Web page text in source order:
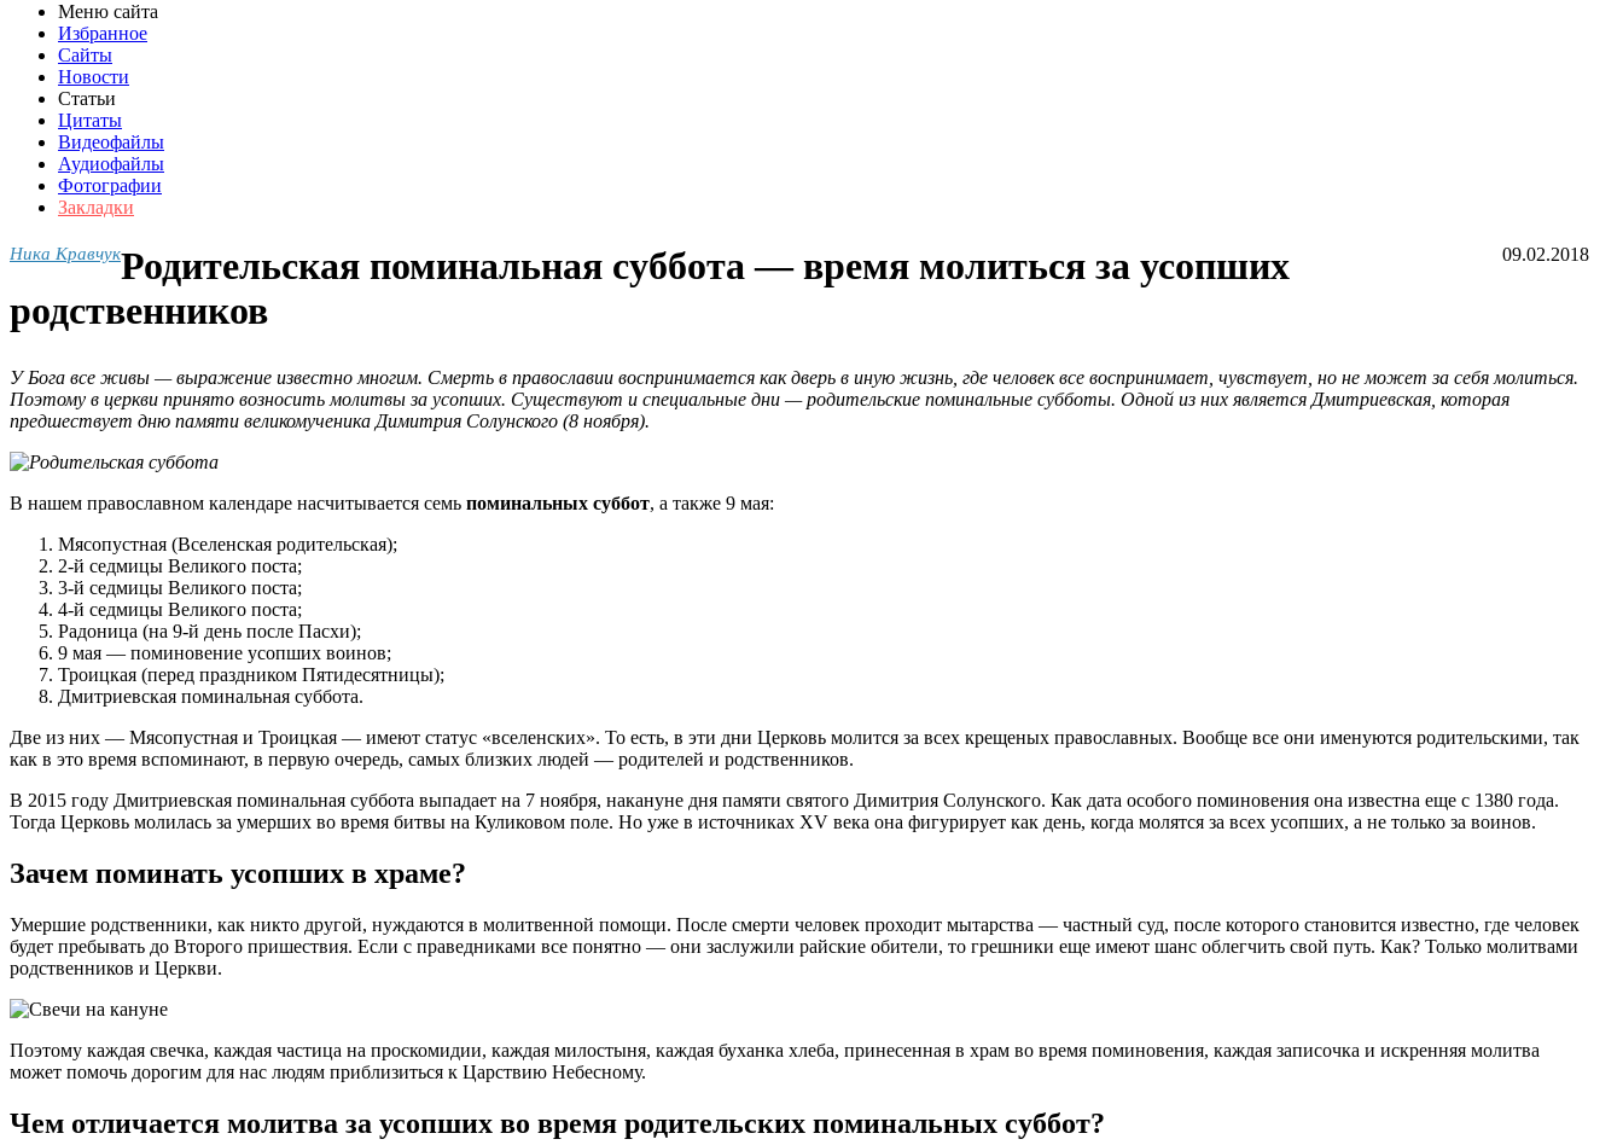
Меню сайта
Избранное
Сайты
Новости
Статьи
Цитаты
Видеофайлы
Аудиофайлы
Фотографии
Закладки
Ника Кравчук 09.02.2018
Родительская поминальная суббота — время молиться за усопших
родственников
У Бога все живы — выражение известно многим. Смерть в православии воспринимается как дверь в иную жизнь, где человек все воспринимает, чувствует, но не может за себя молиться.
Поэтому в церкви принято возносить молитвы за усопших. Существуют и специальные дни — родительские поминальные субботы. Одной из них является Дмитриевская, которая
предшествует дню памяти великомученика Димитрия Солунского (8 ноября).
В нашем православном календаре насчитывается семь поминальных суббот, а также 9 мая:
Мясопустная (Вселенская родительская);
2-й седмицы Великого поста;
3-й седмицы Великого поста;
4-й седмицы Великого поста;
Радоница (на 9-й день после Пасхи);
9 мая — поминовение усопших воинов;
Троицкая (перед праздником Пятидесятницы);
Дмитриевская поминальная суббота.
Две из них — Мясопустная и Троицкая — имеют статус «вселенских». То есть, в эти дни Церковь молится за всех крещеных православных. Вообще все они именуются родительскими, так
как в это время вспоминают, в первую очередь, самых близких людей — родителей и родственников.
В 2015 году Дмитриевская поминальная суббота выпадает на 7 ноября, накануне дня памяти святого Димитрия Солунского. Как дата особого поминовения она известна еще с 1380 года.
Тогда Церковь молилась за умерших во время битвы на Куликовом поле. Но уже в источниках XV века она фигурирует как день, когда молятся за всех усопших, а не только за воинов.
Зачем поминать усопших в храме?
Умершие родственники, как никто другой, нуждаются в молитвенной помощи. После смерти человек проходит мытарства — частный суд, после которого становится известно, где человек
будет пребывать до Второго пришествия. Если с праведниками все понятно — они заслужили райские обители, то грешники еще имеют шанс облегчить свой путь. Как? Только молитвами
родственников и Церкви.
Поэтому каждая свечка, каждая частица на проскомидии, каждая милостыня, каждая буханка хлеба, принесенная в храм во время поминовения, каждая записочка и искренняя молитва
может помочь дорогим для нас людям приблизиться к Царствию Небесному.
Чем отличается молитва за усопших во время родительских поминальных суббот?